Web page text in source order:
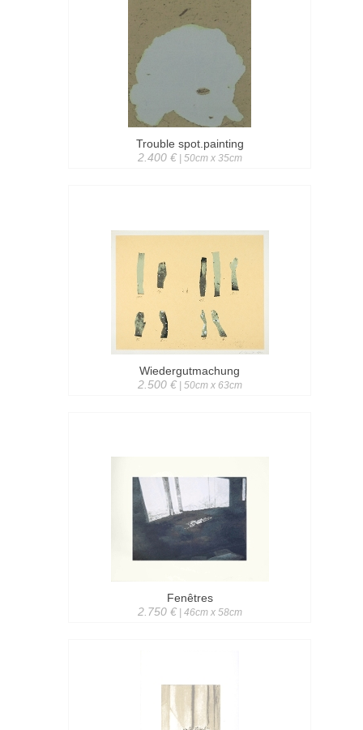
Trouble spot.painting
2.400 €| 50cm x 35cm
Wiedergutmachung
2.500 €| 50cm x 63cm
Fenêtres
2.750 €| 46cm x 58cm